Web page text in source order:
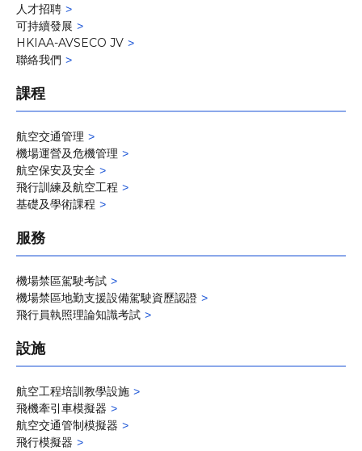
人才招聘
可持續發展
HKIAA-AVSECO JV
聯絡我們
課程
航空交通管理
機場運營及危機管理
航空保安及安全
飛行訓練及航空工程
基礎及學術課程
服務
機場禁區駕駛考試
機場禁區地勤支援設備駕駛資歷認證
飛行員執照理論知識考試
設施
航空工程培訓教學設施
飛機牽引車模擬器
航空交通管制模擬器
飛行模擬器